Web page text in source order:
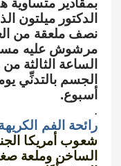
الدكتور ميلتون
نصف ملعقة من
مرشوش عليه
الساعة الثالثة
الجسم بالتدنِّي
أسبوع.
.
رائحة الفم
شعوب أمريكا
الساخن وملعة